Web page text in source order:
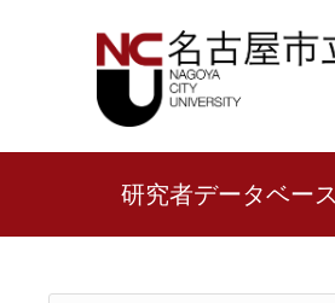
研究者データベース